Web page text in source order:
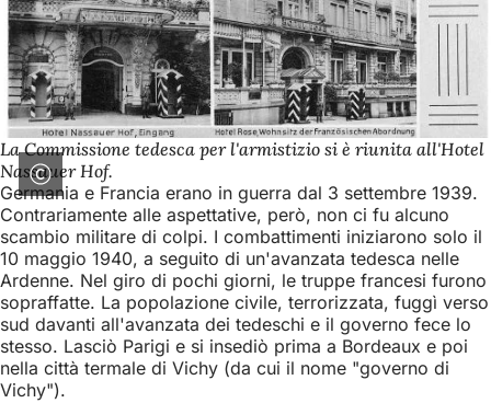
La Commissione tedesca per l'armistizio si è riunita all'Hotel
Nassauer Hof.
Germania e Francia erano in guerra dal 3 settembre 1939.
Contrariamente alle aspettative, però, non ci fu alcuno
scambio militare di colpi. I combattimenti iniziarono solo il
10 maggio 1940, a seguito di un'avanzata tedesca nelle
Ardenne. Nel giro di pochi giorni, le truppe francesi furono
sopraffatte. La popolazione civile, terrorizzata, fuggì verso
sud davanti all'avanzata dei tedeschi e il governo fece lo
stesso. Lasciò Parigi e si insediò prima a Bordeaux e poi
nella città termale di Vichy (da cui il nome "governo di
Vichy").